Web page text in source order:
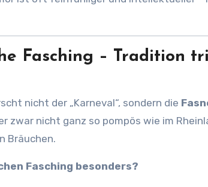
Fasching – Tradition
nicht der „Karneval“, sondern die
zwar nicht ganz so pompös wie im
Bräuchen.
Fasching besonders?